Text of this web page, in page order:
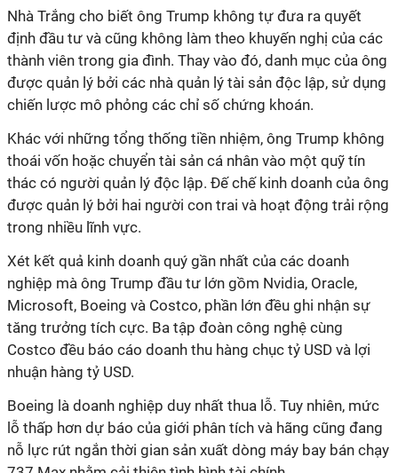
Nhà Trắng cho biết ông Trump không tự đưa ra quyết
định đầu tư và cũng không làm theo khuyến nghị của các
thành viên trong gia đình. Thay vào đó, danh mục của ông
được quản lý bởi các nhà quản lý tài sản độc lập, sử dụng
chiến lược mô phỏng các chỉ số chứng khoán.
Khác với những tổng thống tiền nhiệm, ông Trump không
thoái vốn hoặc chuyển tài sản cá nhân vào một quỹ tín
thác có người quản lý độc lập. Đế chế kinh doanh của ông
được quản lý bởi hai người con trai và hoạt động trải rộng
trong nhiều lĩnh vực.
Xét kết quả kinh doanh quý gần nhất của các doanh
nghiệp mà ông Trump đầu tư lớn gồm Nvidia, Oracle,
Microsoft, Boeing và Costco, phần lớn đều ghi nhận sự
tăng trưởng tích cực. Ba tập đoàn công nghệ cùng
Costco đều báo cáo doanh thu hàng chục tỷ USD và lợi
nhuận hàng tỷ USD.
Boeing là doanh nghiệp duy nhất thua lỗ. Tuy nhiên, mức
lỗ thấp hơn dự báo của giới phân tích và hãng cũng đang
nỗ lực rút ngắn thời gian sản xuất dòng máy bay bán chạy